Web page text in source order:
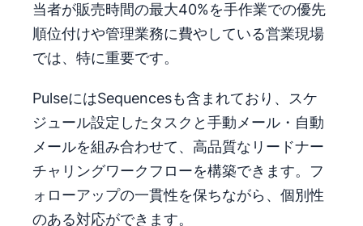
当者が販売時間の最大40%を手作業での優先
順位付けや管理業務に費やしている営業現場
では、特に重要です。
PulseにはSequencesも含まれており、スケ
ジュール設定したタスクと手動メール・自動
メールを組み合わせて、高品質なリードナー
チャリングワークフローを構築できます。フ
ォローアップの一貫性を保ちながら、個別性
のある対応ができます。